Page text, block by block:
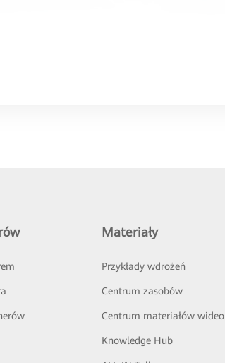
Materiały
Przykłady wdrożeń
Centrum zasobów
Centrum materiałów wideo
Knowledge Hub